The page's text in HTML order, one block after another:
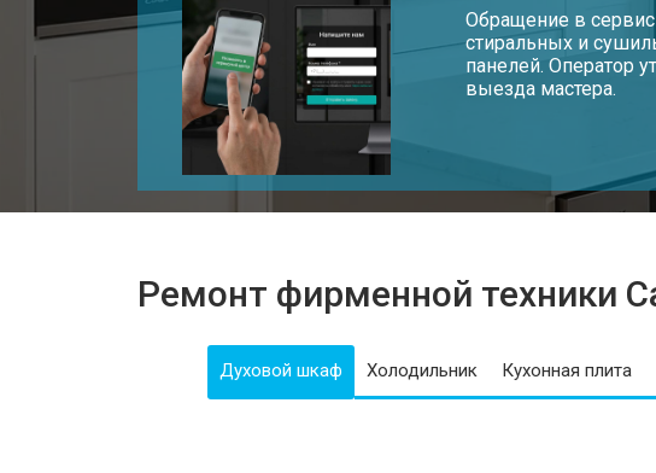
Обращение в
стиральных и
панелей. Оператор
выезда мастера.
Ремонт фирменной техники
Духовой шкаф Холодильник Кухонная плита